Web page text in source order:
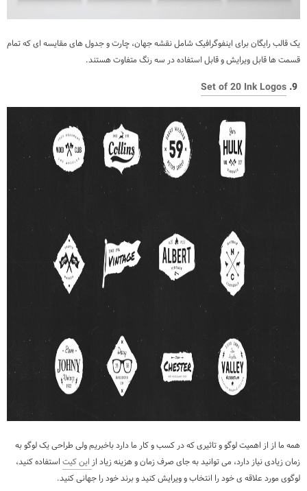
یک قالب رایگان برای اینفوگرافیک شامل نقشه جهان، چارت و جدول های مقایسه ای که تمام
قسمت ها قابل ویرایش و قابل استفاده در سه رنگ متفاوت هستند.
Set of 20 Ink Logos
همه ما از از اهمیت لوگو و تاثیری که در کسب و کار ما دارد باخبریم ولی طراحی یک لوگو به
زمان زیادی نیاز دارد، می توانید به جای صرف زمان و هزینه زیاد از این کیت استفاده کنید،
لوگوی مورد علاقه ی خود را انتخاب و ویرایش کنید و برند خود را جهانی کنید.